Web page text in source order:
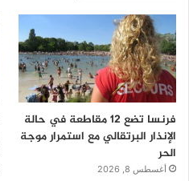
فرنسا تضع 12 مقاطعة في حالة
الإنذار البرتقالي مع استمرار موجة
الحر
أغسطس 8, 2026